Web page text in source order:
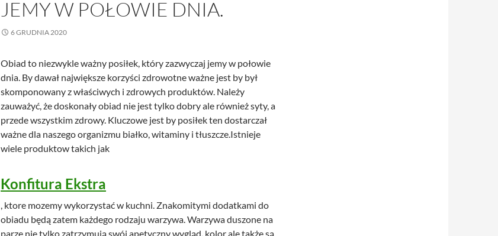
JEMY W POŁOWIE DNIA.
6 GRUDNIA 2020
Obiad to niezwykle ważny posiłek, który zazwyczaj jemy w połowie
dnia. By dawał największe korzyści zdrowotne ważne jest by był
skomponowany z właściwych i zdrowych produktów. Należy
zauważyć, że doskonały obiad nie jest tylko dobry ale również syty, a
przede wszystkim zdrowy. Kluczowe jest by posiłek ten dostarczał
ważne dla naszego organizmu białko, witaminy i tłuszcze.Istnieje
wiele produktow takich jak
Konfitura Ekstra
, ktore mozemy wykorzystać w kuchni. Znakomitymi dodatkami do
obiadu będą zatem każdego rodzaju warzywa. Warzywa duszone na
parze nie tylko zatrzymują swój apetyczny wygląd, kolor ale także są